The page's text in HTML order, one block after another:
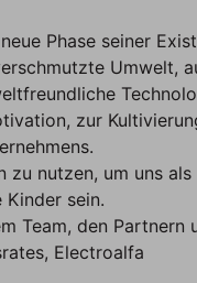
Phase seiner
Umwelt,
zur
zu nutzen, um uns
sein.
Team, den Partnern
Electroalfa